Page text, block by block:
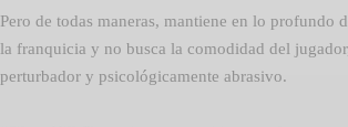
Pero de todas maneras, mantiene en lo profundo
la franquicia y no busca la comodidad del
perturbador y psicológicamente abrasivo.